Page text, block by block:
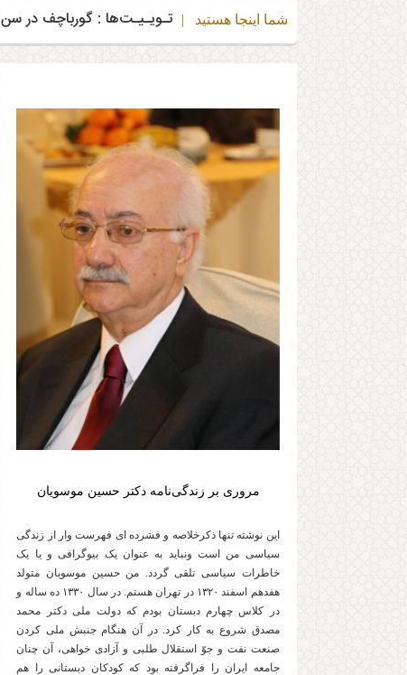
شما اینجا هستید | تـویـیـت‌ها : گورباچف در سن۹۱ سالگی درگذشت
مروری بر زندگی‌نامه دکتر حسین موسویان
این نوشته تنها ذکرخلاصه و فشرده ای فهرست وار از زندگی
سیاسی من است ونباید به عنوان یک بیوگرافی و یا یک
خاطرات سیاسی تلقی گردد. من حسین موسویان متولد
هفدهم اسفند ۱۳۲۰ در تهران هستم. در سال ۱۳۳۰ ده ساله و
در کلاس چهارم دبستان بودم که دولت ملی دکتر محمد
مصدق شروع به کار کرد. در آن هنگام جنبش ملی کردن
صنعت نفت و جوّ استقلال طلبی و آزادی خواهی، آن چنان
جامعه ایران را فراگرفته بود که کودکان دبستانی را هم